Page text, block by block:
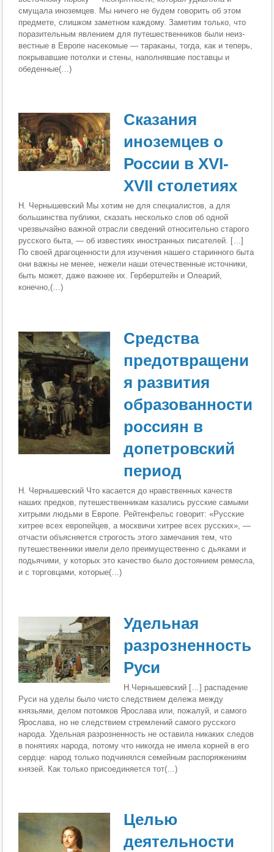
смущала иноземцев. Мы ничего не будем говорить об этом
предме­те, слишком заметном каждому. Заметим только, что
по­разительным явлением для путешественников были неиз­
вестные в Европе насекомые — тараканы, тогда, как и теперь,
покрывавшие потолки и стены, наполнявшие по­ставцы и
обеденные(…)
Сказания
иноземцев о
России в XVI-
XVII столетиях
Н. Чернышевский Мы хотим не для специалистов, а для
большинства пуб­лики, сказать несколько слов об одной
чрезвычайно важ­ной отрасли сведений относительно старого
русского бы­та, — об известиях иностранных писателей. […]
По своей драгоценности для изучения нашего старинного быта
они важны не менее, нежели наши отечественные источники,
быть может, даже важнее их. Герберштейн и Олеарий,
конечно,(…)
Средства
предотвращени
я развития
образованно­сти
россиян в
допетровский
период
Н. Чернышевский Что касается до нравственных качеств
наших предков, путешественникам казались русские самыми
хитрыми людьми в Европе. Рейтенфельс говорит: «Русские
хитрее всех европейцев, а москвичи хитрее всех русских», —
отчасти объясняется строгость этого замечания тем, что
путешественники имели дело преимущественно с дьяками и
подьячими, у которых это качество было достоянием ремесла,
и с торговцами, которые(…)
Удельная
разрозненность
Руси
Н.Чернышевский […] распадение
Руси на уделы было чисто следствием дележа между
князьями, делом потомков Ярослава или, пожалуй, и самого
Ярослава, но не следствием стремле­ний самого русского
народа. Удельная разрозненность не оставила никаких следов
в понятиях народа, потому что никогда не имела корней в его
сердце: народ только под­чинялся семейным распоряжениям
князей. Как только присоединяется тот(…)
Целью
деятельности